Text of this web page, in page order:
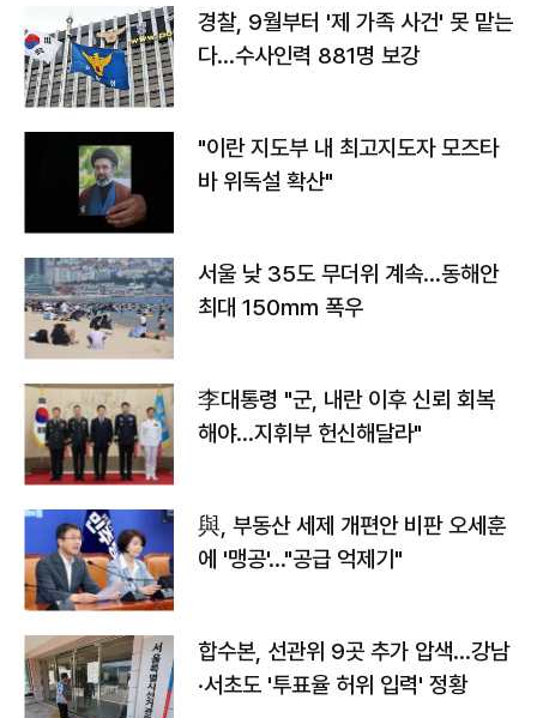
경찰, 9월부터 '제 가족 사건' 못 맡는
다…수사인력 881명 보강
"이란 지도부 내 최고지도자 모즈타
바 위독설 확산"
서울 낮 35도 무더위 계속…동해안
최대 150㎜ 폭우
李대통령 "군, 내란 이후 신뢰 회복
해야…지휘부 헌신해달라"
與, 부동산 세제 개편안 비판 오세훈
에 '맹공'…"공급 억제기"
합수본, 선관위 9곳 추가 압색…강남
·서초도 '투표율 허위 입력' 정황